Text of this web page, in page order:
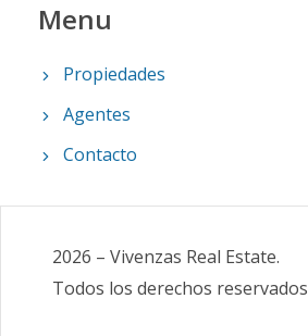
Menu
Propiedades
Agentes
Contacto
2026 – Vivenzas Real Estate.
Todos los derechos reservados